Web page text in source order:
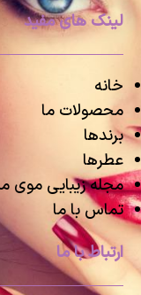
لینک های مفید
خانه
محصولات ما
برندها
عطرها
مجله زیبایی موی
تماس با ما
ارتباط با ما